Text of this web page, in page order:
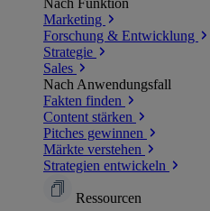
Nach Funktion
Marketing
Forschung & Entwicklung
Strategie
Sales
Nach Anwendungsfall
Fakten finden
Content stärken
Pitches gewinnen
Märkte verstehen
Strategien entwickeln
Ressourcen